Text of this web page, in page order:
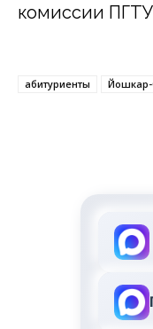
комиссии
абитуриенты